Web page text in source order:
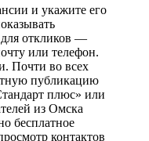
и укажите его
для откликов —
или телефон.
Почти во всех
публикацию
плюс» или
из Омска
бесплатное
контактов